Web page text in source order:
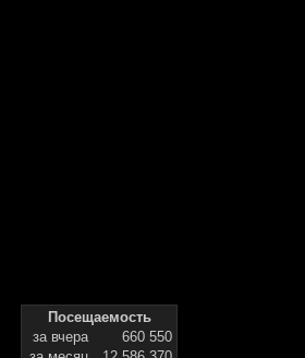
Посещаемость
за вчера
660 550